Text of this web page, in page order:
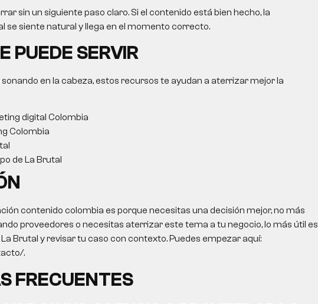
sin un siguiente paso claro. Si el contenido está bien hecho, la
se siente natural y llega en el momento correcto.
PUEDE SERVIR
en la cabeza, estos recursos te ayudan a aterrizar mejor la
digital Colombia
Colombia
de La Brutal
contenido colombia es porque necesitas una decisión mejor, no más
proveedores o necesitas aterrizar este tema a tu negocio, lo más útil es
Brutal y revisar tu caso con contexto. Puedes empezar aquí:
.
FRECUENTES